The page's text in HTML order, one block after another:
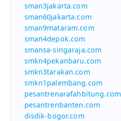
sman3jakarta.com
sman60jakarta.com
sman9mataram.com
sman4depok.com
smansa-singaraja.com
smkn4pekanbaru.com
smkn3tarakan.com
smkn1palembang.com
pesantrenarafahbitung.com
pesantrenbanten.com
disdik-bogor.com